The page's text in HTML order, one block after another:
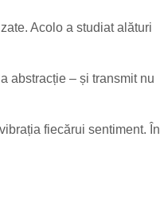
Acolo a studiat alături
abstracție – și transmit nu
fiecărui sentiment. În